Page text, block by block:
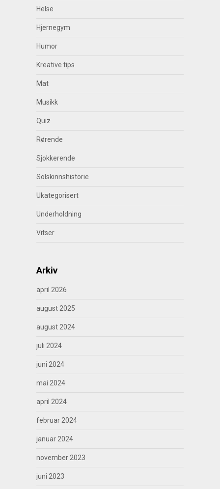
Helse
Hjernegym
Humor
Kreative tips
Mat
Musikk
Quiz
Rørende
Sjokkerende
Solskinnshistorie
Ukategorisert
Underholdning
Vitser
Arkiv
april 2026
august 2025
august 2024
juli 2024
juni 2024
mai 2024
april 2024
februar 2024
januar 2024
november 2023
juni 2023